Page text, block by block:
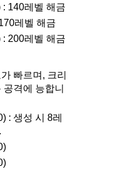
: 140레벨 해금
레벨 해금
: 200레벨 해금
빠르며, 크리
격에 능합니
: 생성 시 8레